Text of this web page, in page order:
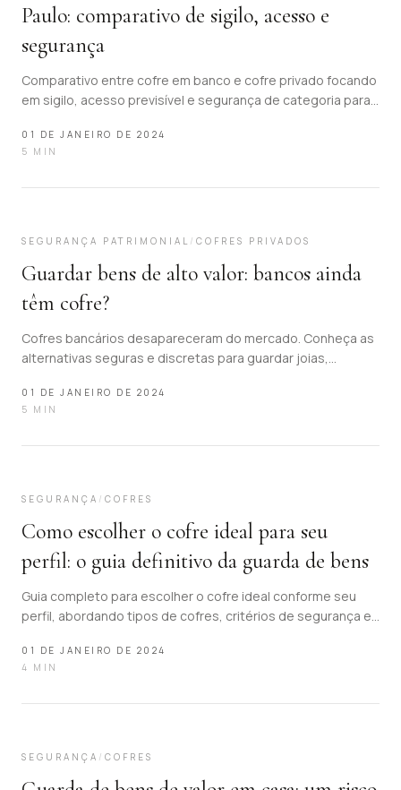
Paulo: comparativo de sigilo, acesso e
segurança
Comparativo entre cofre em banco e cofre privado focando
em sigilo, acesso previsível e segurança de categoria para
01 DE JANEIRO DE 2024
5 MIN
SEGURANÇA PATRIMONIAL / COFRES PRIVADOS
Guardar bens de alto valor: bancos ainda
têm cofre?
Cofres bancários desapareceram do mercado. Conheça as
alternativas seguras e discretas para guardar joias,
previsibilidade.
01 DE JANEIRO DE 2024
5 MIN
SEGURANÇA / COFRES
Como escolher o cofre ideal para seu
perfil: o guia definitivo da guarda de bens
Guia completo para escolher o cofre ideal conforme seu
perfil, abordando tipos de cofres, critérios de segurança e
01 DE JANEIRO DE 2024
4 MIN
SEGURANÇA / COFRES